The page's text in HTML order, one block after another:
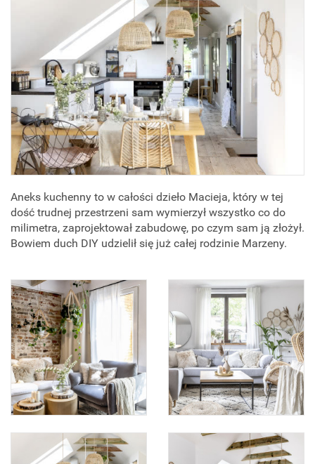
Aneks kuchenny to w całości dzieło Macieja, który w tej
dość trudnej przestrzeni sam wymierzył wszystko co do
milimetra, zaprojektował zabudowę, po czym sam ją złożył.
Bowiem duch DIY udzielił się już całej rodzinie Marzeny.